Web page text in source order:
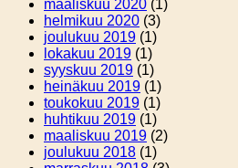
maaliskuu 2020 (1)
helmikuu 2020 (3)
joulukuu 2019 (1)
lokakuu 2019 (1)
syyskuu 2019 (1)
heinäkuu 2019 (1)
toukokuu 2019 (1)
huhtikuu 2019 (1)
maaliskuu 2019 (2)
joulukuu 2018 (1)